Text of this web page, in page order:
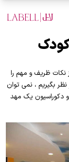
نکات ظریف و مهم را
بگیریم ، نمی توان
دکوراسیون یک مهد